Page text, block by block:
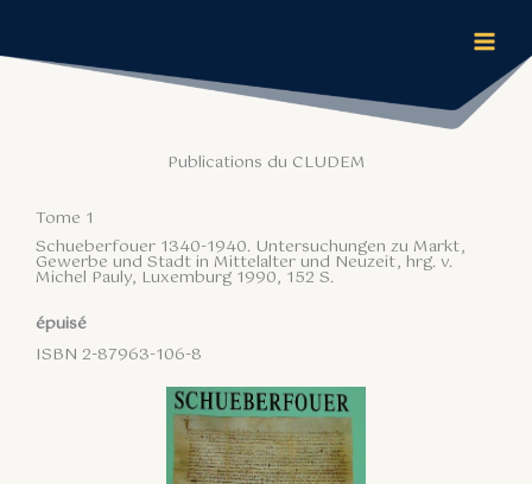
contenu
Publications du CLUDEM
Tome 1
Schueberfouer 1340-1940. Untersuchungen zu Markt,
Gewerbe und Stadt in Mittelalter und Neuzeit, hrg. v.
Michel Pauly, Luxemburg 1990, 152 S.
épuisé
ISBN 2-87963-106-8